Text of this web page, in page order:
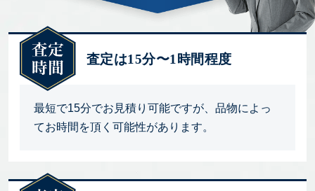
査定は15分〜1時間程度
最短で15分でお見積り可能ですが、品物によっ
てお時間を頂く可能性があります。